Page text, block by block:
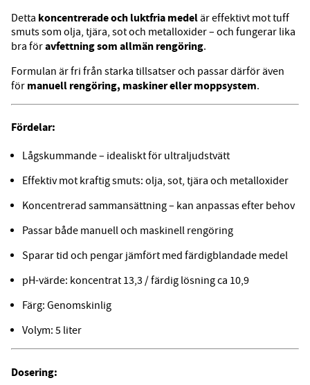
Detta koncentrerade och luktfria medelär effektivt mot tuff
smuts som olja, tjära, sot och metalloxider – och fungerar lika
bra föravfettning som allmän rengöring.
Formulan är fri från starka tillsatser och passar därför även
för manuell rengöring, maskiner eller moppsystem.
Fördelar:
Lågskummande – idealiskt för ultraljudstvätt
Effektiv mot kraftig smuts: olja, sot, tjära och metalloxider
Koncentrerad sammansättning – kan anpassas efter behov
Passar både manuell och maskinell rengöring
Sparar tid och pengar jämfört med färdigblandade medel
pH-värde: koncentrat 13,3 / färdig lösning ca 10,9
Färg: Genomskinlig
Volym: 5 liter
Dosering: